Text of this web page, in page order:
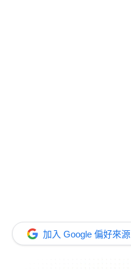
加入 Google 偏好來源